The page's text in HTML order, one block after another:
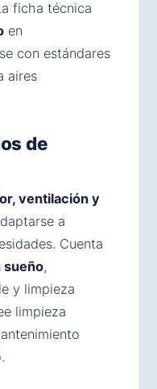
ficha técnica
en
con estándares
aires
de
ventilación y
a
Cuenta
sueño,
y limpieza
limpieza